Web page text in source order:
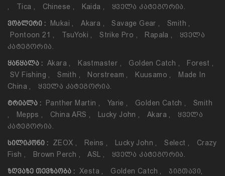
,
Tica , Chinese , Kaida , Ყველა Კატეგორია.
ᲕᲝᲑᲚᲔᲠᲘ : Mukai , Akara , Savage Gear , Smith ,
Pontoon 21 , TsuYoki , Strike Pro , Rapala ,
Ყველა
Კატეგორია.
ᲧᲐᲜᲧᲐᲚᲐ : Akara , Kastmaster , Golden Catch , Forest ,
SV Fishing , Smith , Norstream , Kuusamo ,
Made In
China , Ყველა Კატეგორია.
ᲢᲠᲘᲐᲚᲐ : Panther Martin , Yarie , Golden Catch ,
Smith
,
Mepps , China ARS , Lucky John , Akara ,
Ყველა
Კატეგორია.
ᲡᲘᲚᲘᲙᲝᲜᲘ : ZEOX , Reins , Lucky John , Select ,
Crazy
Fish , Brown Perch , ASL , Ყველა Კატეგორია.
ᲖᲦᲕᲐᲖᲔ ᲗᲔᲕᲖᲐᲝᲑᲐ : Xesta , Golden Catch ,
Ჯიგთავი,